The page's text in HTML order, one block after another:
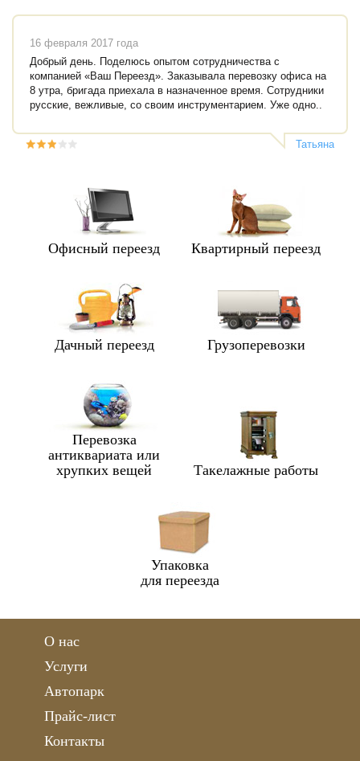
16 февраля 2017 года
Добрый день. Поделюсь опытом сотрудничества с
компанией «Ваш Переезд». Заказывала перевозку офиса на
8 утра, бригада приехала в назначенное время. Сотрудники
русские, вежливые, со своим инструментарием. Уже одно..
Татьяна
Офисный переезд Квартирный переезд
Дачный переезд Грузоперевозки
Перевозка
антиквариата или
хрупких вещей
Такелажные работы
Упаковка
для переезда
О нас
Услуги
Автопарк
Прайс-лист
Контакты